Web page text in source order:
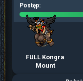
Postęp:
FULL Kongra
Mount